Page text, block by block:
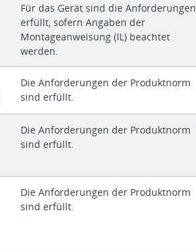
Für das Gerät sind die Anforderungen
erfüllt, sofern Angaben der
Montageanweisung (IL) beachtet
werden.
Die Anforderungen der Produktnorm
sind erfüllt.
Die Anforderungen der Produktnorm
sind erfüllt.
Die Anforderungen der Produktnorm
sind erfüllt.